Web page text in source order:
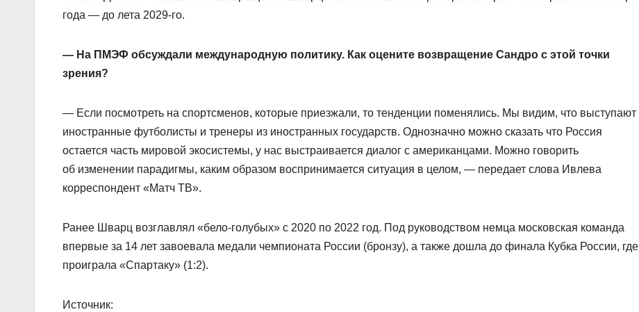
года — до лета 2029‑го.
— На ПМЭФ обсуждали международную политику. Как оцените возвращение Сандро с этой точки
зрения?
— Если посмотреть на спортсменов, которые приезжали, то тенденции поменялись. Мы видим, что выступают
иностранные футболисты и тренеры из иностранных государств. Однозначно можно сказать что Россия
остается часть мировой экосистемы, у нас выстраивается диалог с американцами. Можно говорить
об изменении парадигмы, каким образом воспринимается ситуация в целом, — передает слова Ивлева
корреспондент «Матч ТВ».
Ранее Шварц возглавлял «бело‑голубых» с 2020 по 2022 год. Под руководством немца московская команда
впервые за 14 лет завоевала медали чемпионата России (бронзу), а также дошла до финала Кубка России, где
проиграла «Спартаку» (1:2).
Источник: